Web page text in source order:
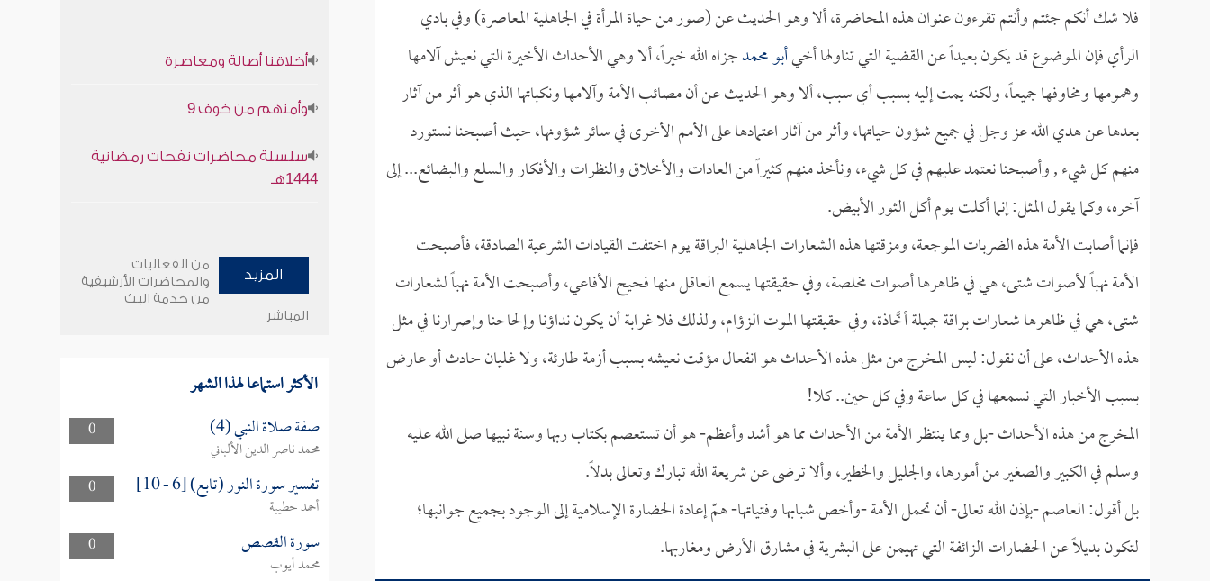
فلا شك أنكم جئتم وأنتم تقرءون عنوان هذه المحاضرة، ألا وهو الحديث عن (صور من حياة المرأة في الجاهلية المعاصرة) وفي بادي
الرأي فإن الموضوع قد يكون بعيداً عن القضية التي تناولها أخيأبو محمدجزاه الله خيراً، ألا وهي الأحداث الأخيرة التي نعيش آلامها
وهمومها ومخاوفها جميعاً، ولكنه يمت إليه بسبب أي سبب، ألا وهو الحديث عن أن مصائب الأمة وآلامها ونكباتها الذي هو أثر من آثار
بعدها عن هدي الله عز وجل في جميع شؤون حياتها، وأثر من آثار اعتمادها على الأمم الأخرى في سائر شؤونها، حيث أصبحنا نستورد
منهم كل شيء , وأصبحنا نعتمد عليهم في كل شيء، ونأخذ منهم كثيراً من العادات والأخلاق والنظرات والأفكار والسلع والبضائع... إلى
آخره، وكما يقول المثل: إنما أكلت يوم أكل الثور الأبيض.
فإنما أصابت الأمة هذه الضربات الموجعة، ومزقتها هذه الشعارات الجاهلية البراقة يوم اختفت القيادات الشرعية الصادقة، فأصبحت
الأمة نهباً لأصوات شتى، هي في ظاهرها أصوات مخلصة، وفي حقيقتها يسمع العاقل منها فحيح الأفاعي، وأصبحت الأمة نهباً لشعارات
شتى، هي في ظاهرها شعارات براقة جميلة أخَّاذة، وفي حقيقتها الموت الزؤام، ولذلك فلا غرابة أن يكون نداؤنا وإلحاحنا وإصرارنا في مثل
هذه الأحداث، على أن نقول: ليس المخرج من مثل هذه الأحداث هو انفعال مؤقت نعيشه بسبب أزمة طارئة، ولا غليان حادث أو عارض
بسبب الأخبار التي نسمعها في كل ساعة وفي كل حين.. كلا!
المخرج من هذه الأحداث -بل ومما ينتظر الأمة من الأحداث مما هو أشد وأعظم- هو أن تستعصم بكتاب ربها وسنة نبيها صلى الله عليه
وسلم في الكبير والصغير من أمورها، والجليل والخطير، وألا ترضى عن شريعة الله تبارك وتعالى بدلاً.
بل أقول: العاصم -بإذن الله تعالى- أن تحمل الأمة -وأخص شبابها وفتياتها- همّ إعادة الحضارة الإسلامية إلى الوجود بجميع جوانبها؛
لتكون بديلاً عن الحضارات الزائفة التي تهيمن على البشرية في مشارق الأرض ومغاربها.
أخلاقنا أصالة ومعاصرة
وأمنهم من خوف 9
سلسلة محاضرات نفحات رمضانية
1444هـ
المزيد
من الفعاليات
والمحاضرات الأرشيفية
من خدمة البث
المباشر
الأكثر استماعا لهذا الشهر
0 صفة صلاة النبي (4)
محمد ناصر الدين الألباني
0
تفسير سورة النور (تابع) [6 - 10]
أحمد حطيبة
0
سورة القصص
محمد أيوب